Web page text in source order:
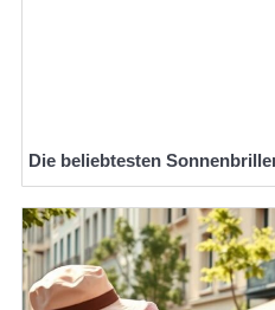
Die beliebtesten